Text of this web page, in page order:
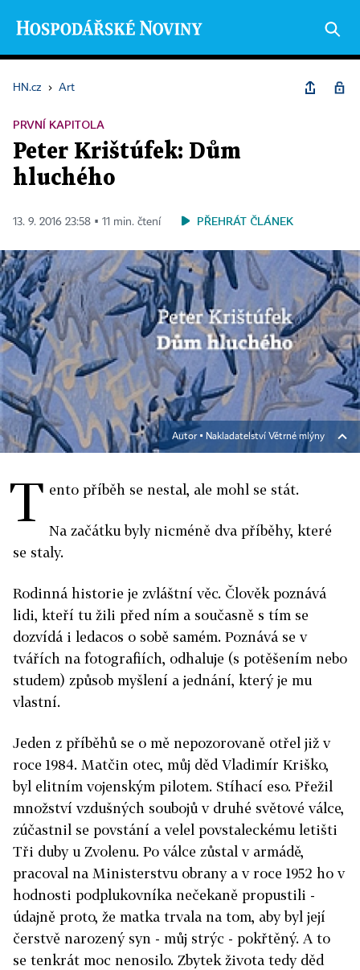
HN.cz › Art
PRVNÍ KAPITOLA
Peter Krištúfek: Dům
hluchého
13. 9. 2016 23:58 ▪ 11 min. čtení PŘEHRÁT ČLÁNEK
Autor ▪ Nakladatelství Větrné mlýny
T ento příběh se nestal, ale mohl se stát.
Na začátku byly nicméně dva příběhy, které
se staly.
Rodinná historie je zvláštní věc. Člověk poznává
lidi, kteří tu žili před ním a současně s tím se
dozvídá i ledacos o sobě samém. Poznává se v
tvářích na fotografiích, odhaluje (s potěšením nebo
studem) způsob myšlení a jednání, který je mu
vlastní.
Jeden z příběhů se o mě nepozorovaně otřel již v
roce 1984. Matčin otec, můj děd Vladimír Kriško,
byl elitním vojenským pilotem. Stíhací eso. Přežil
množství vzdušných soubojů v druhé světové válce,
zúčastnil se povstání a velel povstaleckému letišti
Tři duby u Zvolenu. Po válce zůstal v armádě,
pracoval na Ministerstvu obrany a v roce 1952 ho v
hodnosti podplukovníka nečekaně propustili -
údajně proto, že matka trvala na tom, aby byl její
čerstvě narozený syn - můj strýc - pokřtěný. A to
se tenkrát moc nenosilo. Zbytek života tedy děd